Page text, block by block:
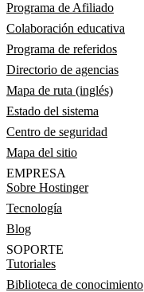
Programa de Afiliado
Colaboración educativa
Programa de referidos
Directorio de agencias
Mapa de ruta (inglés)
Estado del sistema
Centro de seguridad
Mapa del sitio
EMPRESA
Sobre Hostinger
Tecnología
Blog
SOPORTE
Tutoriales
Biblioteca de conocimiento